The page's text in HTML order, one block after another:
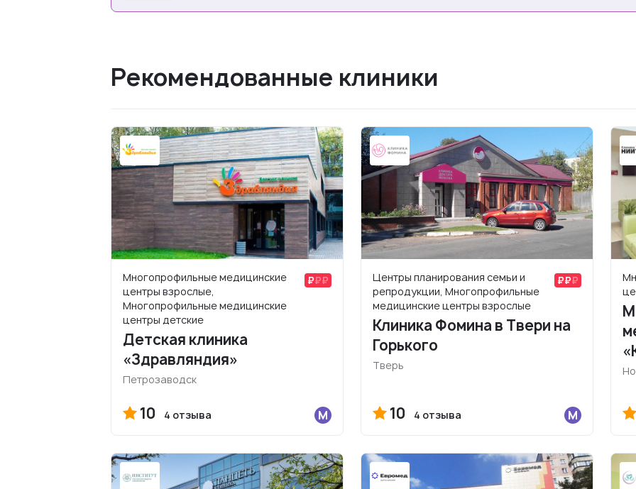
Рекомендованные клиники
Многопрофильные медицинские
центры взрослые,
Многопрофильные медицинские
центры детские
Детская клиника
«Здравляндия»
Петрозаводск
10 4 отзыва
Центры планирования семьи и
репродукции, Многопрофильные
медицинские центры взрослые
Клиника Фомина в Твери на
Горького
Тверь
10 4 отзыва